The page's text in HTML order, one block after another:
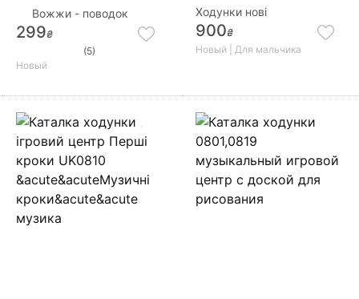
Вожжи - поводок
299₴
(5)
Новый
Ходунки нові
900₴
Новый | Для мальчика